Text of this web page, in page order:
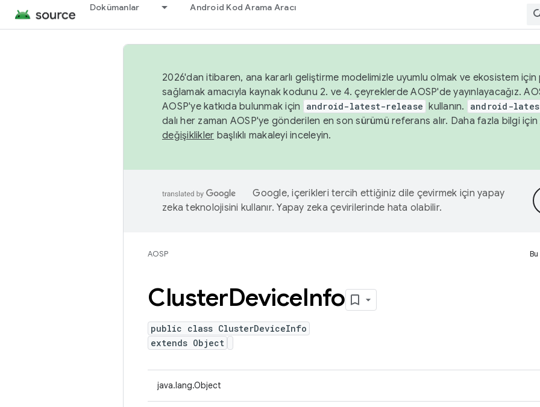
Dokümanlar Android Kod Arama Aracı
2026'dan itibaren, ana kararlı geliştirme modelimizle uyumlu olmak ve ekosistem için
sağlamak amacıyla kaynak kodunu 2. ve 4. çeyreklerde AOSP'de yayınlayacağız.
AOSP'ye katkıda bulunmak için
android-latest-release kullanın. android-
dalı her zaman AOSP'ye gönderilen en son sürümü referans alır. Daha fazla bilgi için
değişiklikler başlıklı makaleyi inceleyin.
Google, içerikleri tercih ettiğiniz dile çevirmek için yapay
zeka teknolojisini kullanır. Yapay zeka çevirilerinde hata olabilir.
AOSP
ClusterDeviceInfo
public class ClusterDeviceInfo
extends Object
java.lang.Object